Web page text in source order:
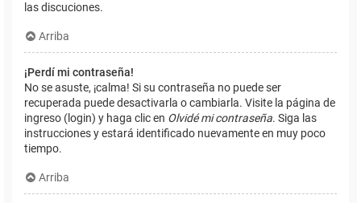
las discuciones.
Arriba
¡Perdí mi contraseña!
No se asuste, ¡calma! Si su contraseña no puede ser
recuperada puede desactivarla o cambiarla. Visite la página de
ingreso (login) y haga clic en Olvidé mi contraseña. Siga las
instrucciones y estará identificado nuevamente en muy poco
tiempo.
Arriba